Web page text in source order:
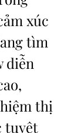
xúc
tìm
diễn
thị
tuyệt